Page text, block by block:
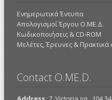
Ενημερωτικά Έντυπα
Απολογισμοί Έργου Ο.ΜΕ.Δ.
Κωδικοποιήσεις & CD-ROM
Mελέτες, Έρευνες &
Contact O.ME.D.